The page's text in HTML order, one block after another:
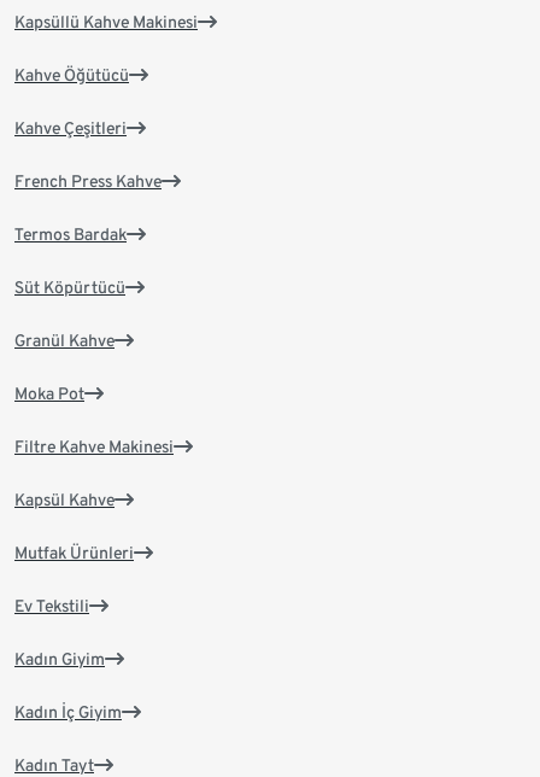
Kapsüllü Kahve Makinesi
Kahve Öğütücü
Kahve Çeşitleri
French Press Kahve
Termos Bardak
Süt Köpürtücü
Granül Kahve
Moka Pot
Filtre Kahve Makinesi
Kapsül Kahve
Mutfak Ürünleri
Ev Tekstili
Kadın Giyim
Kadın İç Giyim
Kadın Tayt